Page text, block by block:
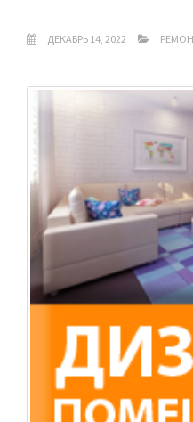
ДЕКАБРЬ 14, 2022